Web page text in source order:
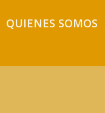
QUIENES SOMOS